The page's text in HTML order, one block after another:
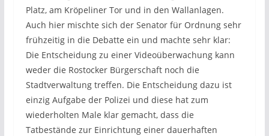
Platz, am Kröpeliner Tor und in den Wallanlagen.
Auch hier mischte sich der Senator für Ordnung sehr
frühzeitig in die Debatte ein und machte sehr klar:
Die Entscheidung zu einer Videoüberwachung kann
weder die Rostocker Bürgerschaft noch die
Stadtverwaltung treffen. Die Entscheidung dazu ist
einzig Aufgabe der Polizei und diese hat zum
wiederholten Male klar gemacht, dass die
Tatbestände zur Einrichtung einer dauerhaften